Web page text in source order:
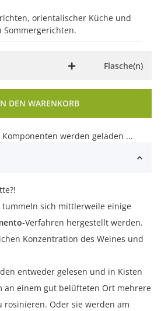
orientalischer Küche und
Sommergerichten.
Flasche(n)
DEN WARENKORB
Komponenten werden geladen ...
tummeln sich mittlerweile einige
-Verfahren hergestellt werden.
Konzentration des Weines und
entweder gelesen und in Kisten
an einem gut belüfteten Ort mehrere
rosinieren. Oder sie werden am